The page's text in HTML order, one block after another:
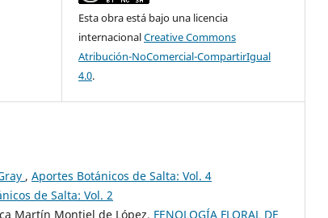
Esta obra está bajo una licencia
internacionalCreative Commons
Atribución-NoComercial-CompartirIgual
4.0.
, Aportes Botánicos de Salta: Vol. 4
de Salta: Vol. 2
Martín Montiel de López, FENOLOGÍA FLORAL DE